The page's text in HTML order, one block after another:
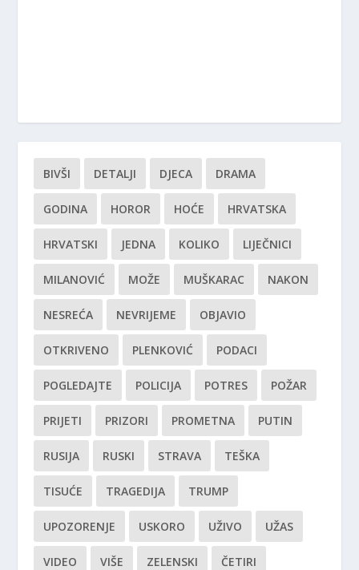
BIVŠI DETALJI DJECA DRAMA
GODINA HOROR HOĆE HRVATSKA
HRVATSKI JEDNA KOLIKO LIJEČNICI
MILANOVIĆ MOŽE MUŠKARAC NAKON
NESREĆA NEVRIJEME OBJAVIO
OTKRIVENO PLENKOVIĆ PODACI
POGLEDAJTE POLICIJA POTRES POŽAR
PRIJETI PRIZORI PROMETNA PUTIN
RUSIJA RUSKI STRAVA TEŠKA
TISUĆE TRAGEDIJA TRUMP
UPOZORENJE USKORO UŽIVO UŽAS
VIDEO VIŠE ZELENSKI ČETIRI